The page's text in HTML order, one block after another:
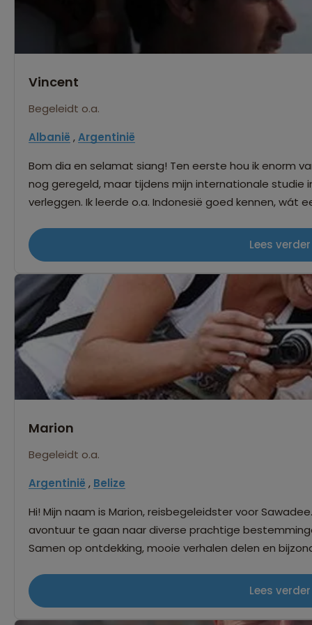
Vincent
Begeleidt o.a.
Albanië ,Argentinië
Bom dia en selamat siang! Ten eerste hou ik enorm
nog geregeld, maar tijdens mijn internationale studie
verleggen. Ik leerde o.a. Indonesië goed kennen, wát
Caribische landen gewoond te hebben, kozen mijn
te settelen en wel in Ubatuba, de Costa Verde.
dan vooral voor Noord-Amerikaanse meeting &
plannen in combinatie met bijvoorbeeld congressen
wereldwijde baan en niets vind ik leuker om zo de
het nu een backpack-reis is óf één op vijf-sterren
2000 heb ik zowat alle Zomer- en Winterspelen én
was het WK in Brazilië én de Rio Olympics voor mij de
combinatie met de opvoeding van mijn twee lieve
leven geworden! &gt; Met trots en plezier probeer ik mijn enthousiasme tijdens de reis op de groep
over te brengen. Tot snel/sampai jumpa!
Lees verder
Marion
Begeleidt o.a.
Argentinië , Belize
Hi! Mijn naam is Marion, reisbegeleidster voor
avontuur te gaan naar diverse prachtige
Samen op ontdekking, mooie verhalen delen en
prachtige natuur, de lokale bevolking met hun eigen
begroetingen, de vrolijke kleuren, dans & muziek, het
roepen me om weer op avontuur te gaan! Ga je mee?
Lees verder